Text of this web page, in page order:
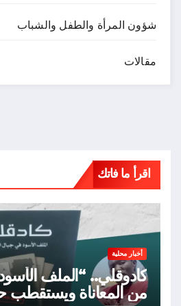
شؤون المرأة والطفل والشباب
مقالات
اقرأ ما فاتك
أخبار محلية
كادوقلي.. “الملف
من المعاناة ويستقطب